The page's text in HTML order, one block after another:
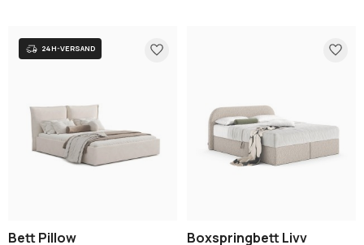
Bett Pillow Boxspringbett Livv